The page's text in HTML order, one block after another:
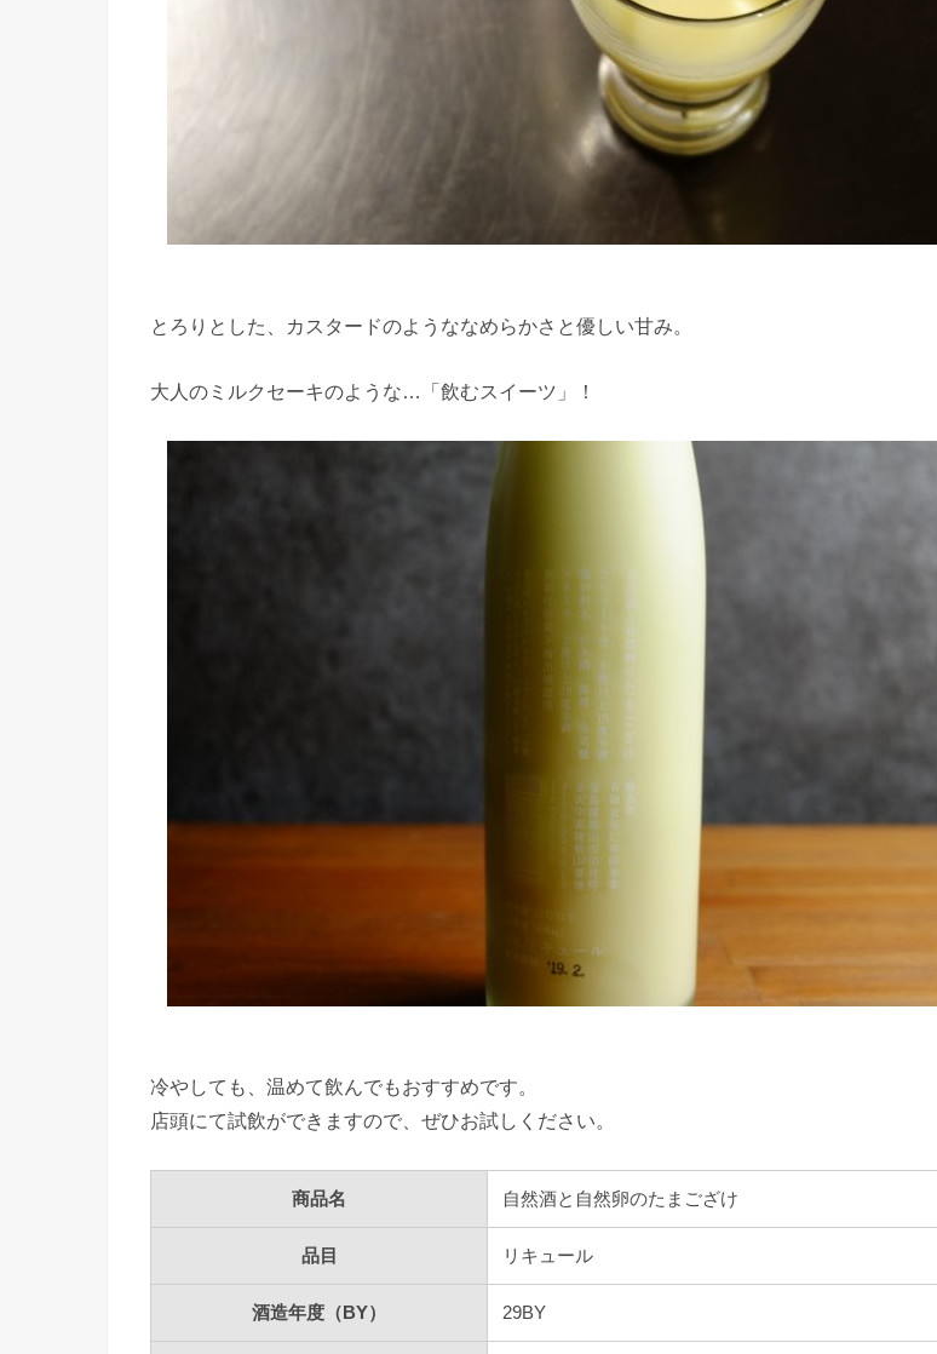
とろりとした、カスタードのようななめらかさと優しい甘み。
大人のミルクセーキのような…「飲むスイーツ」！
冷やしても、温めて飲んでもおすすめです。
店頭にて試飲ができますので、ぜひお試しください。
商品名 自然酒と自然卵のたまござけ
品目 リキュール
酒造年度（BY） 29BY